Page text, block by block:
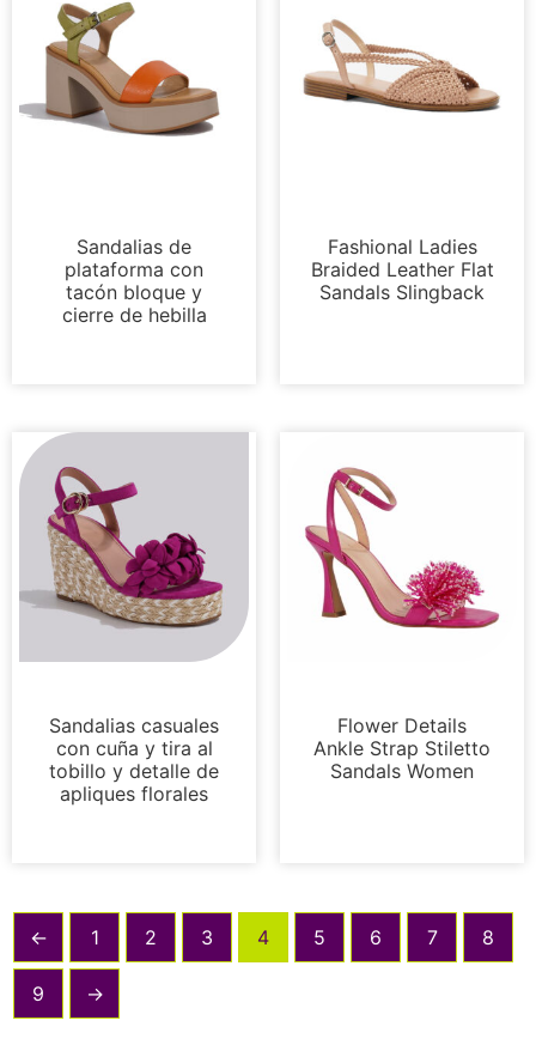
Sandalias de
plataforma con
tacón bloque y
cierre de hebilla
Fashional Ladies
Braided Leather Flat
Sandals Slingback
Sandalias casuales
con cuña y tira al
tobillo y detalle de
apliques florales
Flower Details
Ankle Strap Stiletto
Sandals Women
← 1 2 3 4 5 6 7 8
9 →